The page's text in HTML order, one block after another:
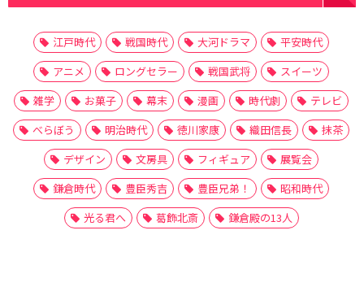
江戸時代 戦国時代 大河ドラマ
平安時代
アニメ
ロングセラー 戦国武将
スイーツ
雑学
お菓子 幕末 漫画 時代劇
テレビ
べらぼう
明治時代 徳川家康 織田信長
抹茶
デザイン
文房具 フィギュア
展覧会
鎌倉時代
豊臣秀吉 豊臣兄弟！
昭和時代
光る君へ
葛飾北斎 鎌倉殿の13人